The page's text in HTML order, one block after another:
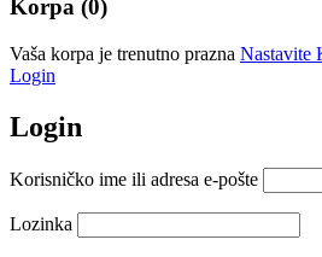
Korpa (0)
Vaša korpa je trenutno prazna Nastavite
Login
Login
Korisničko ime ili adresa e-pošte
Lozinka